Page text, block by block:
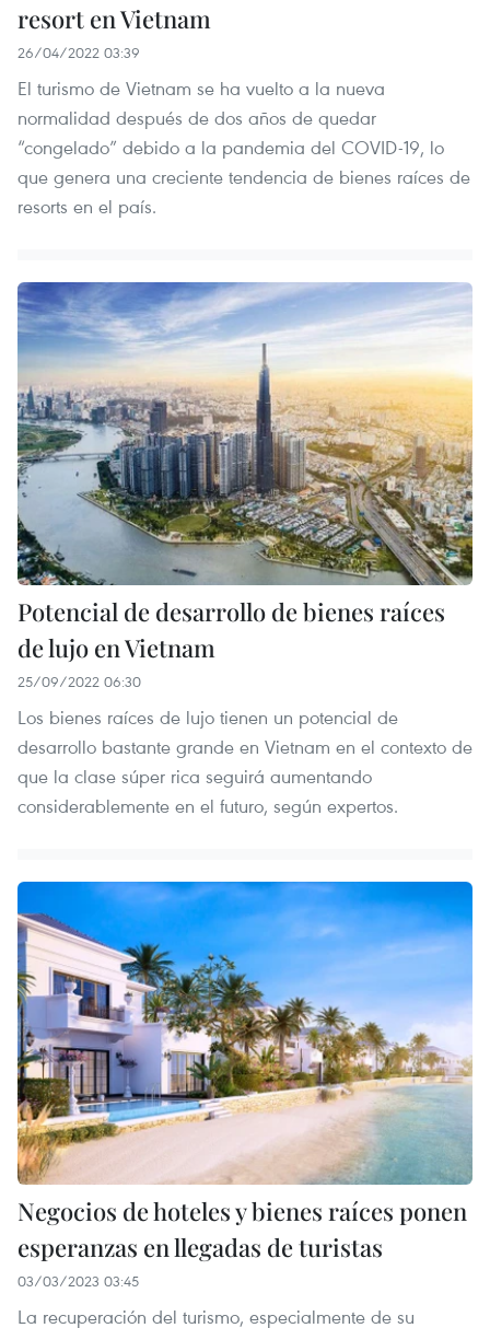
resort en Vietnam
26/04/2022 03:39
El turismo de Vietnam se ha vuelto a la nueva
normalidad después de dos años de quedar
“congelado” debido a la pandemia del COVID-19, lo
que genera una creciente tendencia de bienes raíces de
resorts en el país.
Potencial de desarrollo de bienes raíces
de lujo en Vietnam
25/09/2022 06:30
Los bienes raíces de lujo tienen un potencial de
desarrollo bastante grande en Vietnam en el contexto de
que la clase súper rica seguirá aumentando
considerablemente en el futuro, según expertos.
Negocios de hoteles y bienes raíces ponen
esperanzas en llegadas de turistas
03/03/2023 03:45
La recuperación del turismo, especialmente de su